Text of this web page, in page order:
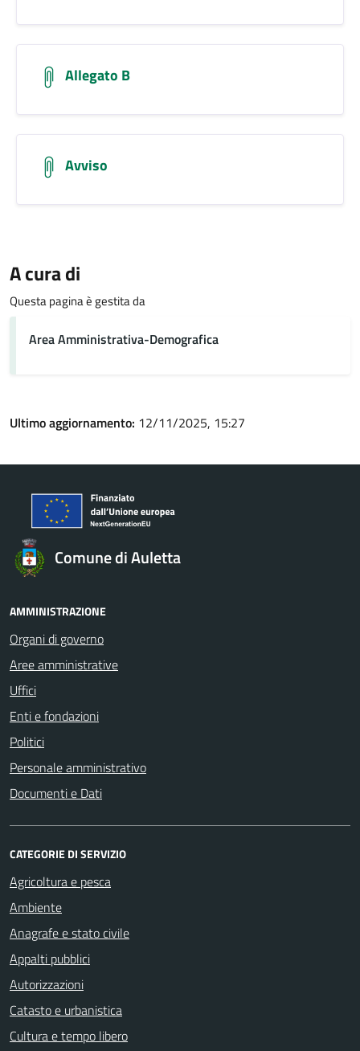
Allegato B
Avviso
A cura di
Questa pagina è gestita da
Area Amministrativa-Demografica
Ultimo aggiornamento: 12/11/2025, 15:27
Comune di Auletta
AMMINISTRAZIONE
Organi di governo
Aree amministrative
Uffici
Enti e fondazioni
Politici
Personale amministrativo
Documenti e Dati
CATEGORIE DI SERVIZIO
Agricoltura e pesca
Ambiente
Anagrafe e stato civile
Appalti pubblici
Autorizzazioni
Catasto e urbanistica
Cultura e tempo libero